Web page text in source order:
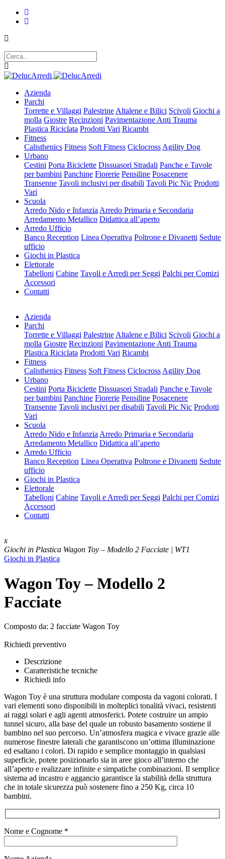
Azienda
Parchi
Torrette e Villaggi Palestrine Altalene e Bilici Scivoli Giochi a
molla Giostre Recinzioni Pavimentazione Anti Trauma
Plastica Riciclata Prodotti Vari Ricambi
Fitness
Calisthenics Fitness Soft Fitness Ciclocross Agility Dog
Urbano
Cestini Porta Biciclette Dissuasori Stradali Panche e Tavole
per bambini Panchine Fiorerie Pensiline Posacenere
Transenne Tavoli inclusivi per disabili Tavoli Pic Nic Prodotti
Vari
Scuola
Arredo Nido e Infanzia Arredo Primaria e Secondaria
Arredamento Metallico Didattica all’aperto
Arredo Ufficio
Banco Reception Linea Operativa Poltrone e Divanetti Sedute
ufficio
Giochi in Plastica
Elettorale
Tabelloni Cabine Tavoli e Arredi per Seggi Palchi per Comizi
Accessori
Contatti
Azienda
Parchi
Torrette e Villaggi Palestrine Altalene e Bilici Scivoli Giochi a
molla Giostre Recinzioni Pavimentazione Anti Trauma
Plastica Riciclata Prodotti Vari Ricambi
Fitness
Calisthenics Fitness Soft Fitness Ciclocross Agility Dog
Urbano
Cestini Porta Biciclette Dissuasori Stradali Panche e Tavole
per bambini Panchine Fiorerie Pensiline Posacenere
Transenne Tavoli inclusivi per disabili Tavoli Pic Nic Prodotti
Vari
Scuola
Arredo Nido e Infanzia Arredo Primaria e Secondaria
Arredamento Metallico Didattica all’aperto
Arredo Ufficio
Banco Reception Linea Operativa Poltrone e Divanetti Sedute
ufficio
Giochi in Plastica
Elettorale
Tabelloni Cabine Tavoli e Arredi per Seggi Palchi per Comizi
Accessori
Contatti
x
Giochi in Plastica Wagon Toy – Modello 2 Facciate | WT1
Giochi in Plastica
Wagon Toy – Modello 2
Facciate
Composto da: 2 facciate Wagon Toy
Richiedi preventivo
Descrizione
Caratteristiche tecniche
Richiedi info
Wagon Toy è una struttura modulare composta da vagoni colorati. I
vari elementi sono disponibili in molteplici tonalità vivaci, resistenti
ai raggi solari e agli agenti atmosferici. Potete costruire un ampio
tunnel sicuro, alla base del quale un robusto basamento sostiene il
bambino nel suo percorso. Un’atmosfera magica e vivace grazie alle
numerose finestre laterali che garantiscono un’ottima illuminazione
ed esaltano i colori. Di rapido e semplice montaggio in qualsiasi
superficie, potete posizionarlo sia in aree gioco all’interno che
all’aperto e realizzare infinite e simpatiche combinazioni. Il semplice
sistema ad incastro e aggancio garantisce la stabilità della struttura
che in totale sicurezza può sostenere fino a 250 Kg, circa 10
bambini.
Nome e Cognome *